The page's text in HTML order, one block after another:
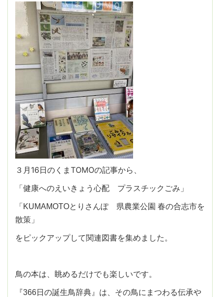
３月16日のくまTOMOの記事から、
「健康へのえいきょう心配 プラスチックごみ」
「KUMAMOTOとりさんぽ 県農業公園 春の合志市を
散策」
をピックアップして関連図書を集めました。
鳥の本は、眺めるだけでも楽しいです。
『366日の誕生鳥辞典』は、その鳥にまつわる伝承や